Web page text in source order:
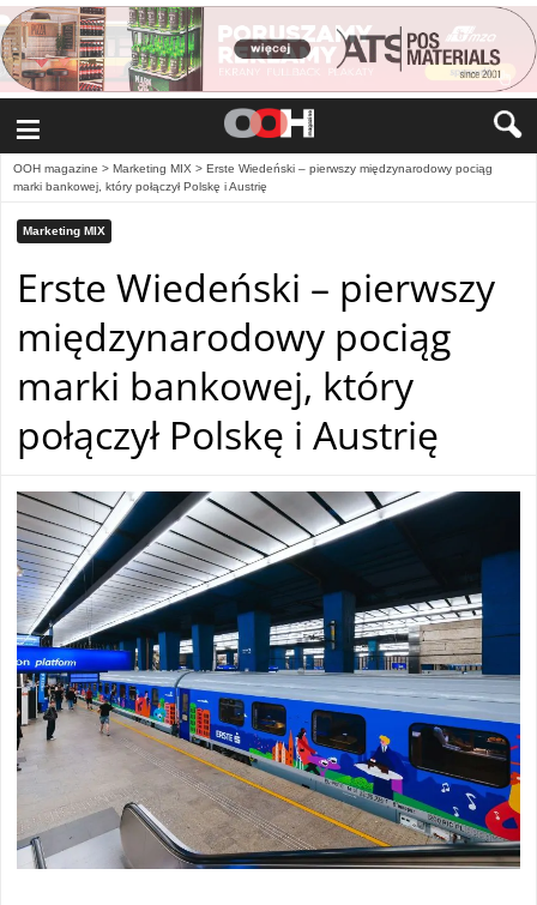
≡
OOH magazine > Marketing MIX > Erste Wiedeński – pierwszy międzynarodowy pociąg
marki bankowej, który połączył Polskę i Austrię
Marketing MIX
Erste Wiedeński – pierwszy
międzynarodowy pociąg
marki bankowej, który
połączył Polskę i Austrię